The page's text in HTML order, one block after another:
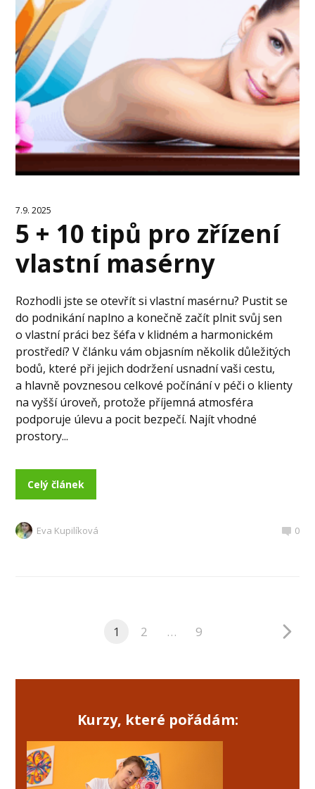
7.9. 2025
5 + 10 tipů pro zřízení
vlastní masérny
Rozhodli jste se otevřít si vlastní masérnu? Pustit se
do podnikání naplno a konečně začít plnit svůj sen
o vlastní práci bez šéfa v klidném a harmonickém
prostředí? V článku vám objasním několik důležitých
bodů, které při jejich dodržení usnadní vaši cestu,
a hlavně povznesou celkové počínání v péči o klienty
na vyšší úroveň, protože příjemná atmosféra
podporuje úlevu a pocit bezpečí. Najít vhodné
prostory...
Celý článek
Eva Kupilíková 0
1 2 … 9
Kurzy, které pořádám: